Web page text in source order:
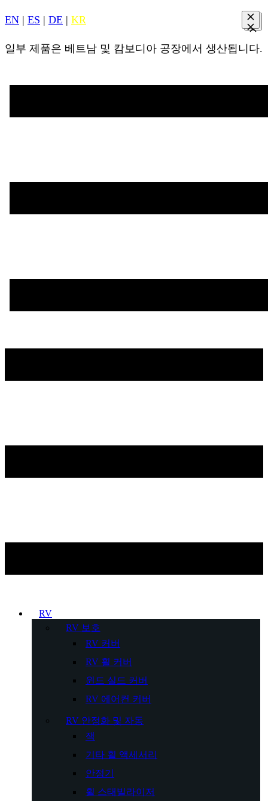
EN | ES | DE | KR
일부 제품은 베트남 및 캄보디아 공장에서 생산됩니다.
RV
RV 보호
RV 커버
RV 휠 커버
윈드 실드 커버
RV 에어컨 커버
RV 안정화 및 자동
잭
기타 휠 액세서리
안정기
휠 스태빌라이저